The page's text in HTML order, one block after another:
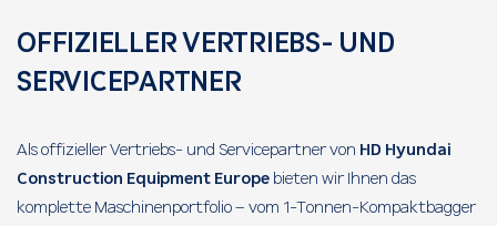
OFFIZIELLER VERTRIEBS- UND
SERVICEPARTNER
Als offizieller Vertriebs- und Servicepartner von HD Hyundai
Construction Equipment Europe bieten wir Ihnen das
komplette Maschinenportfolio – vom 1-Tonnen-Kompaktbagger